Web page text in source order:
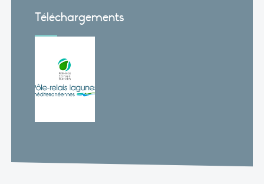
Téléchargements